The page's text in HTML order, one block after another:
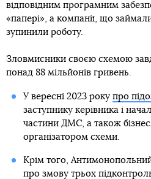
відповідним програмним
«папері», а компанії, що
зупинили роботу.
Зловмисники своєю схемою
понад 88 мільйонів гривень.
У вересні 2023 року про
заступнику керівника і
частини ДМС, а також
організатором схеми.
Крім того, Антимонопольний
про змову трьох